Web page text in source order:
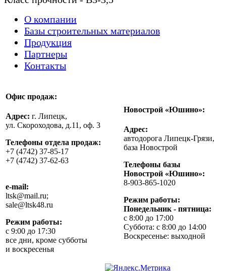
О компании
Базы строительных материалов
Продукция
Партнеры
Контакты
Офис продаж:
Адрес: г. Липецк,
ул. Скороходова, д.11, оф. 3
Телефоны отдела продаж:
+7 (4742) 37-85-17
+7 (4742) 37-62-63
e-mail:
ltsk@mail.ru;
sale@ltsk48.ru
Режим работы:
с 9:00 до 17:30
все дни, кроме субботы
и воскресенья
Новострой «Юшино»:
Адрес:
автодорога Липецк-Грязи,
база Новострой
Телефоны базы
Новострой «Юшино»:
8-903-865-1020
Режим работы:
Понедельник - пятница:
с 8:00 до 17:00
Суббота: с 8:00 до 14:00
Воскресенье: выходной